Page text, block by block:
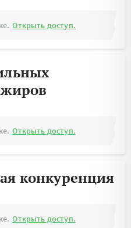
Открыть доступ.
Открыть доступ.
конкуренция
Открыть доступ.